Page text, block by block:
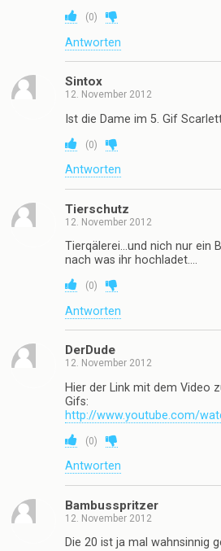
(0)
Antworten
Sintox
12. November 2012
Ist die Dame im 5. Gif
(0)
Antworten
Tierschutz
12. November 2012
Tierqälerei…und nich nur ein
nach was ihr hochladet….
(0)
Antworten
DerDude
12. November 2012
Hier der Link mit dem Video
Gifs:
http://www.youtube.com/
(0)
Antworten
Bambusspritzer
12. November 2012
Die 20 ist ja mal wahnsinnig